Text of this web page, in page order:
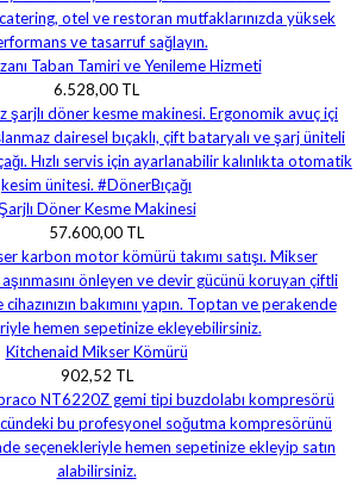
Taban Tamiri ve Yenileme Hizmeti
6.528,00 TL
Döner Kesme Makinesi
57.600,00 TL
Kitchenaid Mikser Kömürü
902,52 TL